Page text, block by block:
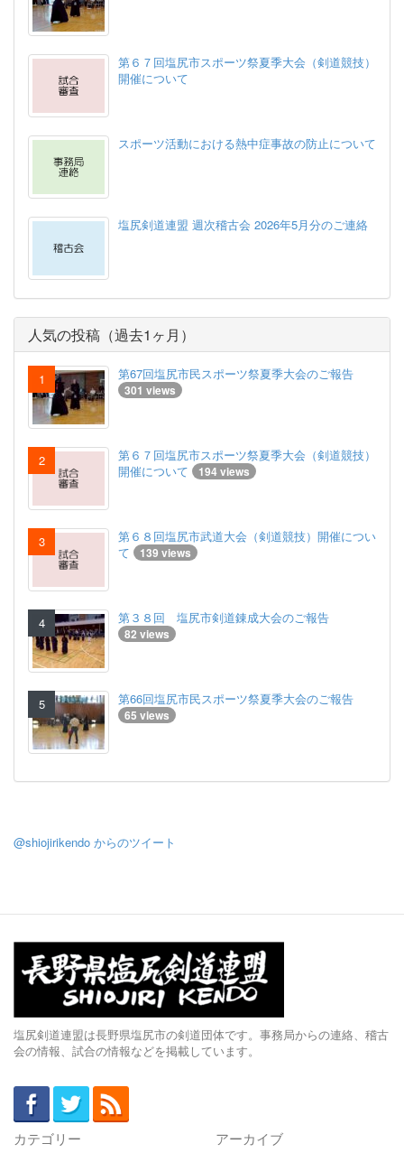
第６７回塩尻市スポーツ祭夏季大会（剣道競技）
開催について
スポーツ活動における熱中症事故の防止について
塩尻剣道連盟 週次稽古会 2026年5月分のご連絡
人気の投稿（過去1ヶ月）
第67回塩尻市民スポーツ祭夏季大会のご報告
301 views
第６７回塩尻市スポーツ祭夏季大会（剣道競技）
開催について
194 views
第６８回塩尻市武道大会（剣道競技）開催につい
て
139 views
第３８回 塩尻市剣道錬成大会のご報告
82 views
第66回塩尻市民スポーツ祭夏季大会のご報告
65 views
@shiojirikendo からのツイート
塩尻剣道連盟は長野県塩尻市の剣道団体です。事務局からの連絡、稽古
会の情報、試合の情報などを掲載しています。
カテゴリー アーカイブ